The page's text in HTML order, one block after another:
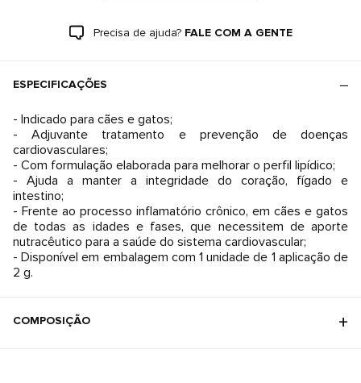
Precisa de ajuda? FALE COM A GENTE
ESPECIFICAÇÕES
- Indicado para cães e gatos;
- Adjuvante tratamento e prevenção de doenças
cardiovasculares;
- Com formulação elaborada para melhorar o perfil lipídico;
- Ajuda a manter a integridade do coração, fígado e
intestino;
- Frente ao processo inflamatório crônico, em cães e gatos
de todas as idades e fases, que necessitem de aporte
nutracêutico para a saúde do sistema cardiovascular;
- Disponível em embalagem com 1 unidade de 1 aplicação de
2 g.
COMPOSIÇÃO